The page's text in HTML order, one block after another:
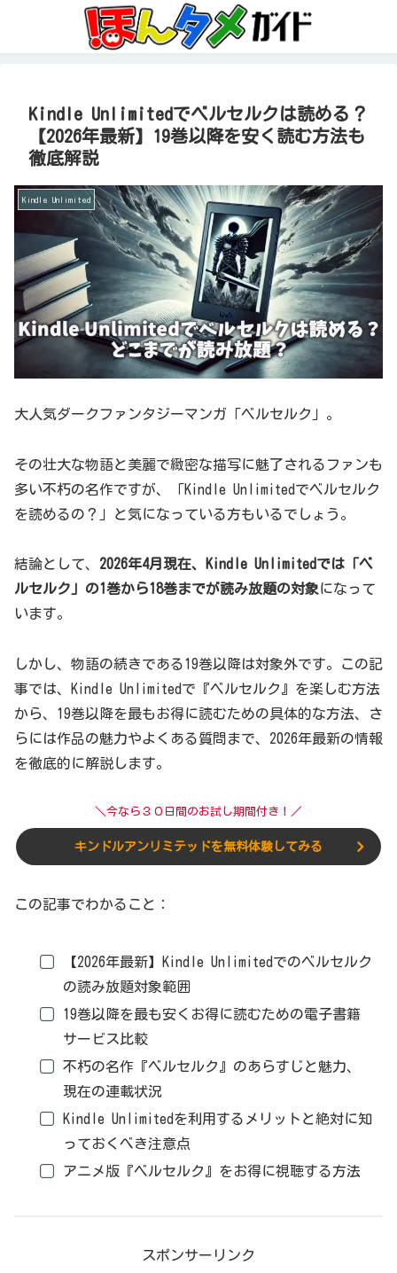
Kindle Unlimitedでベルセルクは読める？
【2026年最新】19巻以降を安く読む方法も
徹底解説
Kindle Unlimited
大人気ダークファンタジーマンガ「ベルセルク」。
その壮大な物語と美麗で緻密な描写に魅了されるファンも
多い不朽の名作ですが、「Kindle Unlimitedでベルセルク
を読めるの？」と気になっている方もいるでしょう。
結論として、 2026年4月現在、Kindle Unlimitedでは「ベ
ルセルク」の1巻から18巻までが読み放題の対象になって
います。
しかし、物語の続きである19巻以降は対象外です。この記
事では、Kindle Unlimitedで『ベルセルク』を楽しむ方法
から、19巻以降を最もお得に読むための具体的な方法、さ
らには作品の魅力やよくある質問まで、2026年最新の情報
を徹底的に解説します。
＼今なら３０日間のお試し期間付き！／
キンドルアンリミテッドを無料体験してみる
この記事でわかること：
【2026年最新】Kindle Unlimitedでのベルセルク
の読み放題対象範囲
19巻以降を最も安くお得に読むための電子書籍
サービス比較
不朽の名作『ベルセルク』のあらすじと魅力、
現在の連載状況
Kindle Unlimitedを利用するメリットと絶対に知
っておくべき注意点
アニメ版『ベルセルク』をお得に視聴する方法
スポンサーリンク